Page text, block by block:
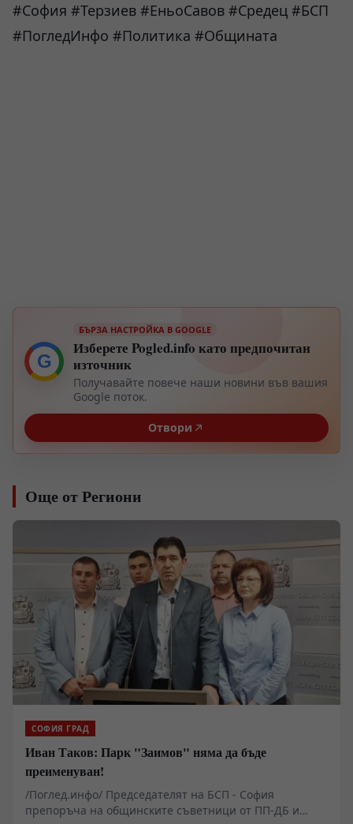
#София #Терзиев #ЕньоСавов #Средец #БСП
#ПогледИнфо #Политика #Общината
G
БЪРЗА НАСТРОЙКА В GOOGLE
Изберете Pogled.info като предпочитан
източник
Получавайте повече наши новини във вашия
Google поток.
Отвори
Още от Региони
СОФИЯ ГРАД
Иван Таков: Парк "Заимов" няма да бъде
преименуван!
/Поглед.инфо/ Председателят на БСП - София
препоръча на общинските съветници от ПП-ДБ и